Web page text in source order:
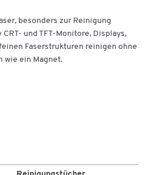
besonders zur Reinigung
und TFT-Monitore, Displays,
Faserstrukturen reinigen ohne
wie ein Magnet.
doppeltippen